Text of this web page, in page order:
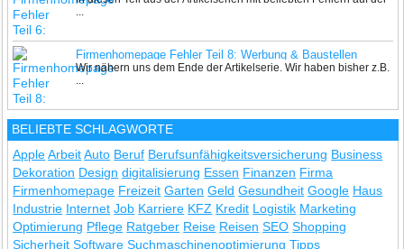
...
Firmenhomepage Fehler Teil 8: Werbung & Baustellen
Wir nähern uns dem Ende der Artikelserie. Wir haben bisher z.B.
...
BELIEBTE SCHLAGWORTE
Apple Arbeit Auto Beruf Berufsunfähigkeitsversicherung Business
Dekoration Design digitalisierung Essen Finanzen Firma
Firmenhomepage Freizeit Garten Geld Gesundheit Google Haus
Industrie Internet Job Karriere KFZ Kredit Logistik Marketing
Optimierung Pflege Ratgeber Reise Reisen SEO Shopping
Sicherheit Software Suchmaschinenoptimierung Tipps